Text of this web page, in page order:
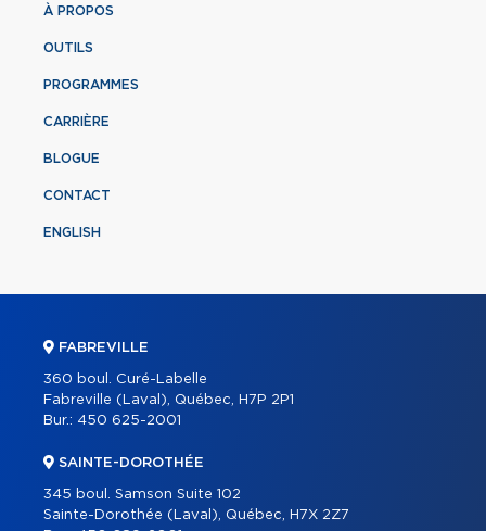
À PROPOS
OUTILS
PROGRAMMES
CARRIÈRE
BLOGUE
CONTACT
ENGLISH
FABREVILLE
360 boul. Curé-Labelle
Fabreville (Laval), Québec, H7P 2P1
Bur.: 450 625-2001
SAINTE-DOROTHÉE
345 boul. Samson Suite 102
Sainte-Dorothée (Laval), Québec, H7X 2Z7